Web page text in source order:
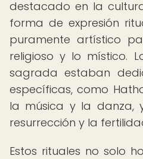
destacado en la
forma de expresión
puramente artístico
religioso y lo místico.
sagrada estaban
específicas, como
la música y la danza,
resurrección y la
Estos rituales no solo